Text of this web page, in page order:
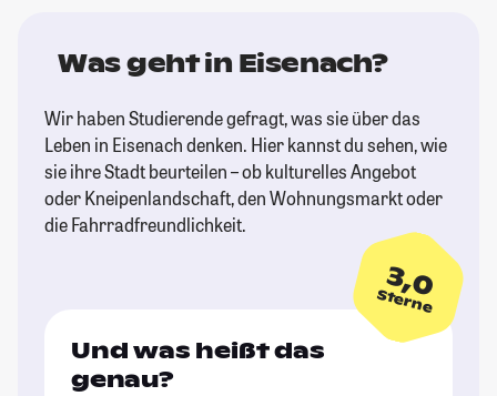
Was geht in Eisenach?
Wir haben Studierende gefragt, was sie über das
Leben in Eisenach denken. Hier kannst du sehen, wie
sie ihre Stadt beurteilen – ob kulturelles Angebot
oder Kneipenlandschaft, den Wohnungsmarkt oder
die Fahrradfreundlichkeit.
3,0
Sterne
Und was heißt das
genau?